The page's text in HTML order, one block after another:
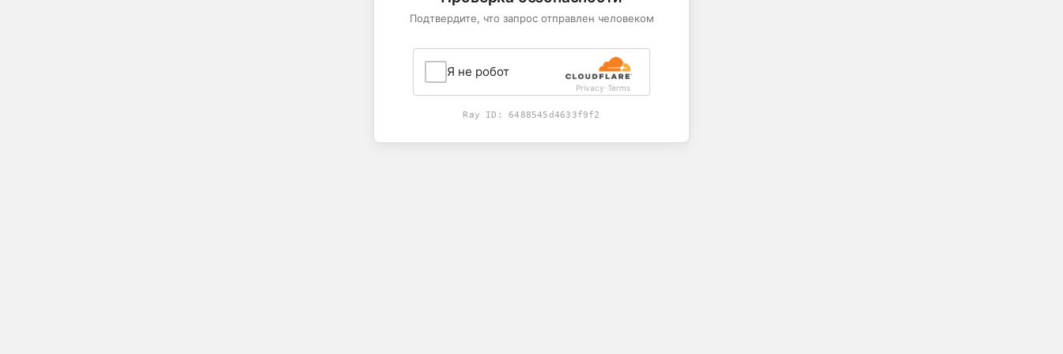
Подтвердите, что запрос отправлен человеком
Я не робот
Privacy-Terms
Ray ID:6488545d4633f9f2